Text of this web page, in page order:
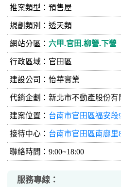
推案類型：預售屋
規劃類別：透天類
網站分區： 六甲.官田.柳營.下營
行政區域：官田區
建設公司： 怡華實業
代銷企劃：新北市不動產股份有
建案位置： 台南市官田區福安段
接待中心： 台南市官田區南廍里
聯絡時間：9:00~18:00
服務專線：